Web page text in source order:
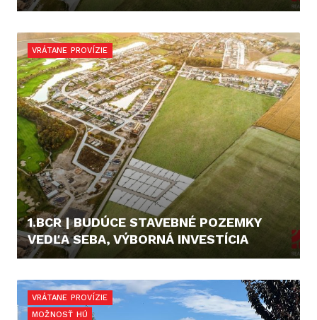
VRÁTANE PROVÍZIE
1.BCR | BUDÚCE STAVEBNÉ POZEMKY
VEDĽA SEBA, VÝBORNÁ INVESTÍCIA
VRÁTANE PROVÍZIE
MOŽNOSŤ HÚ